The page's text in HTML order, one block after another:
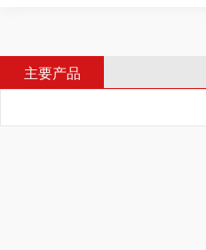
主要产品